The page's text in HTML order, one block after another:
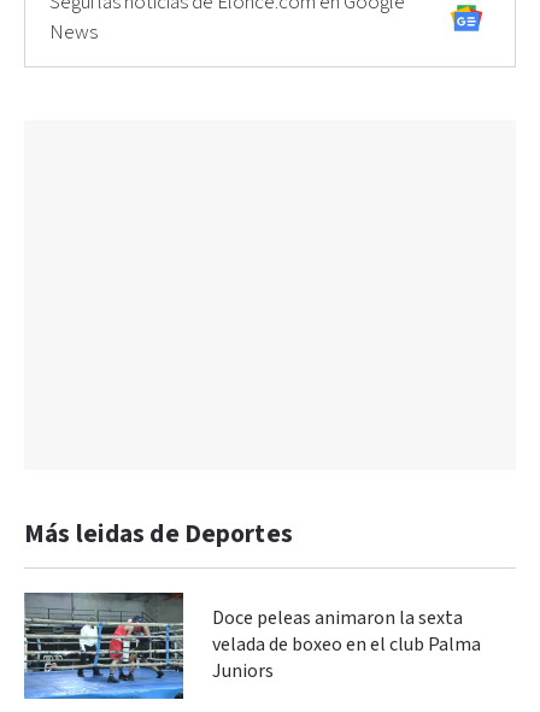
News
Más leidas de Deportes
Doce peleas animaron la sexta
velada de boxeo en el club Palma
Juniors